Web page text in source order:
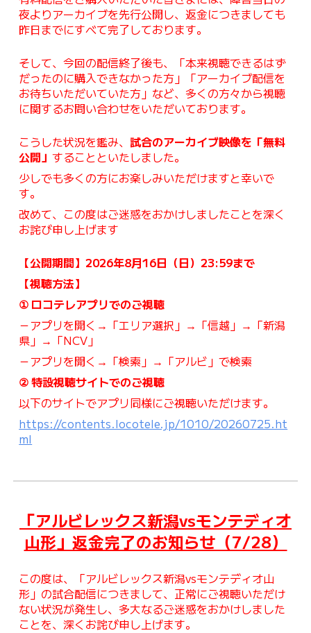
夜よりアーカイブを先行公開し、返金につきましても
昨日までにすべて完了しております。
そして、今回の配信終了後も、「本来視聴できるはず
だったのに購入できなかった方」「アーカイブ配信を
お待ちいただいていた方」など、多くの方々から視聴
に関するお問い合わせをいただいております。
こうした状況を鑑み、試合のアーカイブ映像を「無料
公開」することといたしました。
少しでも多くの方にお楽しみいただけますと幸いで
す。
改めて、この度はご迷惑をおかけしましたことを深く
お詫び申し上げます
【公開期間】2026年8月16日（日）23:59まで
【視聴方法】
① ロコテレアプリでのご視聴
－アプリを開く→「エリア選択」→「信越」→「新潟
県」→「NCV」
－アプリを開く→「検索」→「アルビ」で検索
② 特設視聴サイトでのご視聴
以下のサイトでアプリ同様にご視聴いただけます。
https://contents.locotele.jp/1010/20260725.ht
ml
「アルビレックス新潟vsモンテディオ
山形」返金完了のお知らせ（7/28）
この度は、「アルビレックス新潟vsモンテディオ山
形」の試合配信につきまして、正常にご視聴いただけ
ない状況が発生し、多大なるご迷惑をおかけしました
ことを、深くお詫び申し上げます。